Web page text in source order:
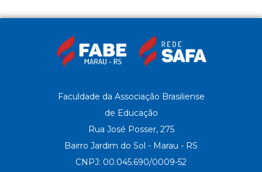
Faculdade da Associação Brasiliense
de Educação
Rua José Posser, 275
Bairro Jardim do Sol - Marau - RS
CNPJ: 00.045.690/0009-52